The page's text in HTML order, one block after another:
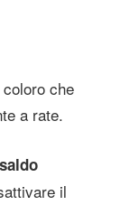
che
a rate.
il